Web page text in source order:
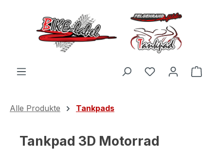
Zum Hauptinhalt springen
Du hast 0
Alle Produkte Tankpads
Tankpad 3D Motorrad